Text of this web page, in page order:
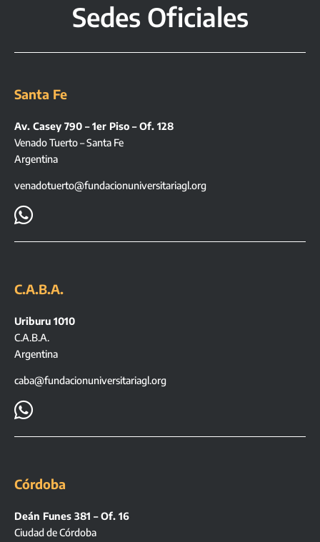
Sedes Oficiales
Santa Fe
Av. Casey 790 – 1er Piso – Of. 128
Venado Tuerto – Santa Fe
Argentina
venadotuerto@fundacionuniversitariagl.org

C.A.B.A.
Uriburu 1010
C.A.B.A.
Argentina
caba@fundacionuniversitariagl.org

Córdoba
Deán Funes 381 – Of. 16
Ciudad de Córdoba